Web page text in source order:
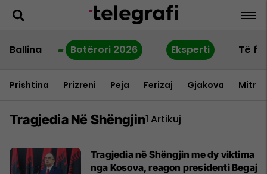
Ballina Botërori 2026 Eksperti Të
Prishtina Prizreni Peja Ferizaj Gjakova
Tragjedia Në Shëngjin1 Artikuj
Tragjedia në Shëngjin me dy viktima
nga Kosova, reagon presidenti Begaj